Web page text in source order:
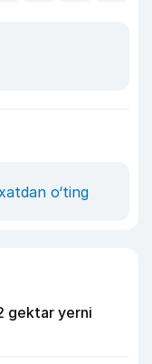
o‘ting
gektar yerni